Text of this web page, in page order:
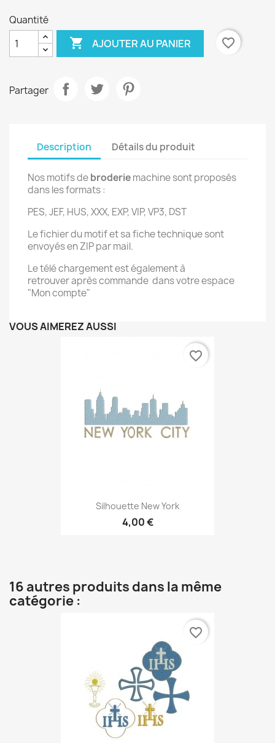
Quantité
 AJOUTER AU PANIER favorite_border
Partager
Description Détails du produit
Nos motifs debroderiemachine sont proposés
dans les formats :
PES, JEF, HUS, XXX, EXP, VIP, VP3, DST
Le fichier du motif et sa fiche technique sont
envoyés en ZIP par mail.
Le télé chargement est également à
retrouver après commande dans votre espace
"Mon compte"
VOUS AIMEREZ AUSSI
Silhouette New York
4,00 €
favorite_border
16 autres produits dans la même
catégorie :
favorite_border